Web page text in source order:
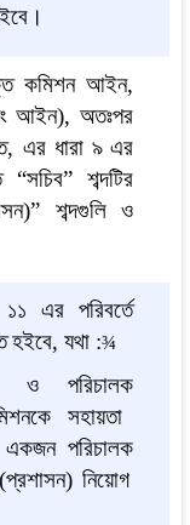
।
কমিশন আইন,
আইন),অতঃপর
, এর ধারা ৯ এর
“সচিব”শব্দটির
)”শব্দগুলি ও
১১ এর পরিবর্তে
হইবে,যথা :¾
ও
পরিচালক
সহায়তা
একজন পরিচালক
প্রশাসন)নিয়োগ